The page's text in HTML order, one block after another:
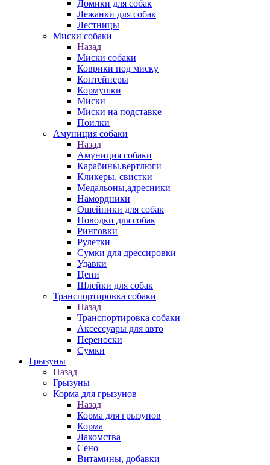
Домики для собак
Лежанки для собак
Лестницы
Миски собаки
Назад
Миски собаки
Коврики под миску
Контейнеры
Кормушки
Миски
Миски на подставке
Поилки
Амуниция собаки
Назад
Амуниция собаки
Карабины,вертлюги
Кликеры, свистки
Медальоны,адресники
Намордники
Ошейники для собак
Поводки для собак
Ринговки
Рулетки
Сумки для дрессировки
Удавки
Цепи
Шлейки для собак
Транспортировка собаки
Назад
Транспортировка собаки
Аксессуары для авто
Переноски
Сумки
Грызуны
Назад
Грызуны
Корма для грызунов
Назад
Корма для грызунов
Корма
Лакомства
Сено
Витамины, добавки